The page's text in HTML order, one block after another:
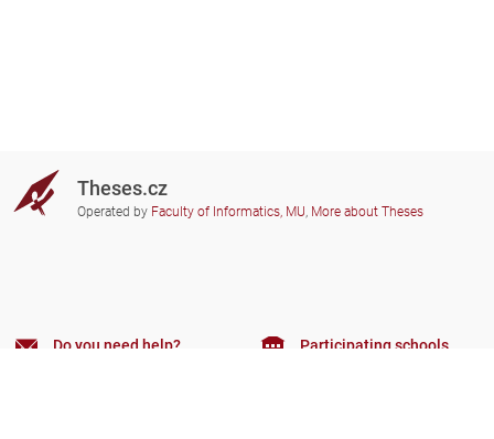
Theses.cz
Operated by Faculty of Informatics, MU, More about Theses
Do you need help? Participating schools